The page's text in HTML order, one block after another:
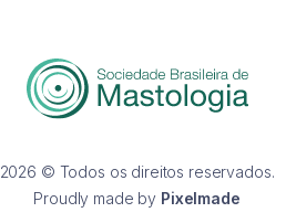
2026 © Todos os direitos reservados.
Proudly made by Pixelmade